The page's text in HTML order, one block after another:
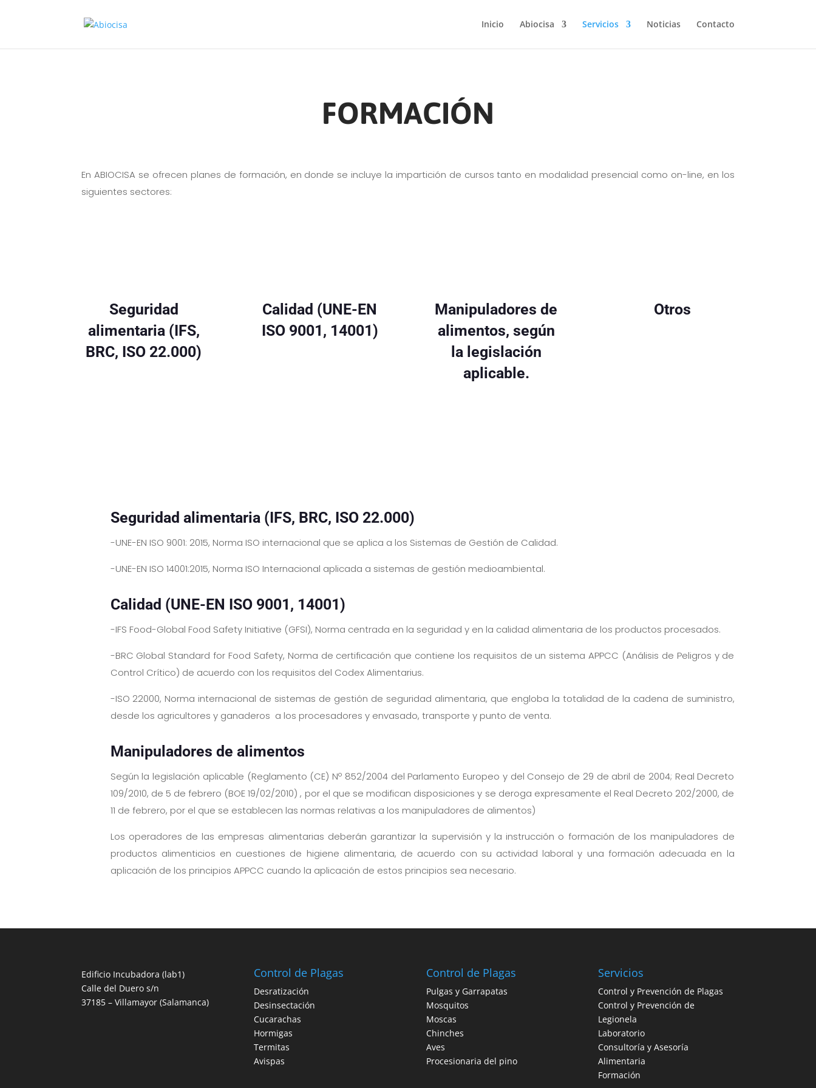
Inicio Abiocisa Servicios Noticias Contacto
FORMACIÓN
En ABIOCISA se ofrecen planes de formación, en donde se incluye la impartición de cursos tanto en modalidad presencial como on-line, en los
siguientes sectores:
Seguridad
alimentaria (IFS,
BRC, ISO 22.000)
Calidad (UNE-EN
ISO 9001, 14001)
Manipuladores de
alimentos, según
la legislación
aplicable.
Otros
Seguridad alimentaria (IFS, BRC, ISO 22.000)
-UNE-EN ISO 9001: 2015, Norma ISO internacional que se aplica a los Sistemas de Gestión de Calidad.
-UNE-EN ISO 14001:2015, Norma ISO Internacional aplicada a sistemas de gestión medioambiental.
Calidad (UNE-EN ISO 9001, 14001)
-IFS Food-Global Food Safety Initiative (GFSI), Norma centrada en la seguridad y en la calidad alimentaria de los productos procesados.
-BRC Global Standard for Food Safety, Norma de certificación que contiene los requisitos de un sistema APPCC (Análisis de Peligros y de
Control Crítico) de acuerdo con los requisitos del Codex Alimentarius.
-ISO 22000, Norma internacional de sistemas de gestión de seguridad alimentaria, que engloba la totalidad de la cadena de suministro,
desde los agricultores y ganaderos a los procesadores y envasado, transporte y punto de venta.
Manipuladores de alimentos
Según la legislación aplicable (Reglamento (CE) Nº 852/2004 del Parlamento Europeo y del Consejo de 29 de abril de 2004; Real Decreto
109/2010, de 5 de febrero (BOE 19/02/2010) , por el que se modifican disposiciones y se deroga expresamente el Real Decreto 202/2000, de
11 de febrero, por el que se establecen las normas relativas a los manipuladores de alimentos)
Los operadores de las empresas alimentarias deberán garantizar la supervisión y la instrucción o formación de los manipuladores de
productos alimenticios en cuestiones de higiene alimentaria, de acuerdo con su actividad laboral y una formación adecuada en la
aplicación de los principios APPCC cuando la aplicación de estos principios sea necesario.
Edificio Incubadora (lab1)
Calle del Duero s/n
37185 – Villamayor (Salamanca)
Control de Plagas
Desratización
Desinsectación
Cucarachas
Hormigas
Termitas
Avispas
Control de Plagas
Pulgas y Garrapatas
Mosquitos
Moscas
Chinches
Aves
Procesionaria del pino
Servicios
Control y Prevención de Plagas
Control y Prevención de
Legionela
Laboratorio
Consultoría y Asesoría
Alimentaria
Formación